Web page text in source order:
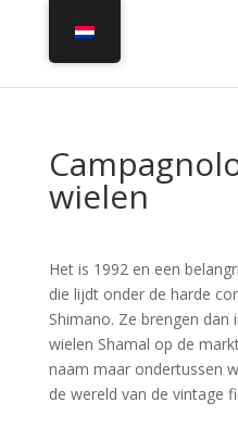
wielen
Het is 1992 en een
die lijdt onder de harde
Shimano. Ze brengen
wielen Shamal op de
naam maar ondertussen
de wereld van de vintage